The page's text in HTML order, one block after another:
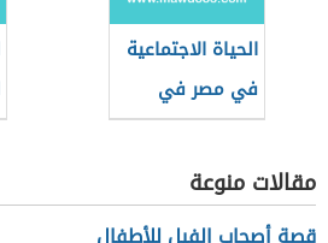
الحياة الاجتماعية
في مصر في
العصر العثماني
مقالات منوعة